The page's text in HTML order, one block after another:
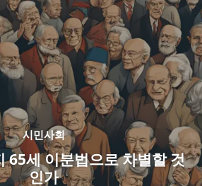
시민사회
65세 이분법으로 차별할 것
인가